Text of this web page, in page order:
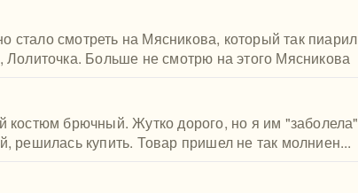
стало смотреть на Мясникова, который так пиарил
Лолиточка. Больше не смотрю на этого Мясникова
костюм брючный. Жутко дорого, но я им "заболела"
решилась купить. Товар пришел не так молниен...